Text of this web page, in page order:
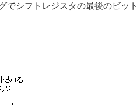
でシフトレジスタの最後のビット